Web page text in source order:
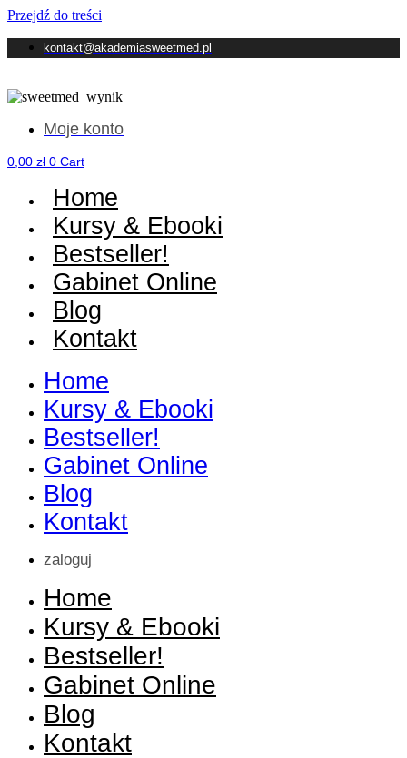
Przejdź do treści
kontakt@akademiasweetmed.pl
Moje konto
0,00 zł 0 Cart
Home
Kursy & Ebooki
Bestseller!
Gabinet Online
Blog
Kontakt
Home
Kursy & Ebooki
Bestseller!
Gabinet Online
Blog
Kontakt
zaloguj
Home
Kursy & Ebooki
Bestseller!
Gabinet Online
Blog
Kontakt